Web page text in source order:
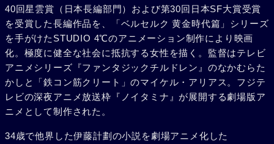
40回星雲賞（日本長編部門）および第30回日本SF大賞受賞
を受賞した長編作品を、「ベルセルク 黄金時代篇」シリーズ
を手がけたSTUDIO 4℃のアニメーション制作により映画
化。極度に健全な社会に抵抗する女性を描く。監督はテレビ
アニメシリーズ『ファンタジックチルドレン』のなかむらた
かしと「鉄コン筋クリート」のマイケル・アリアス。フジテ
レビの深夜アニメ放送枠『ノイタミナ』が展開する劇場版ア
ニメとして制作された。
34歳で他界した伊藤計劃の小説を劇場アニメ化した